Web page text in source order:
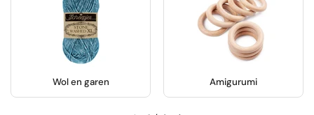
Wol en garen Amigurumi